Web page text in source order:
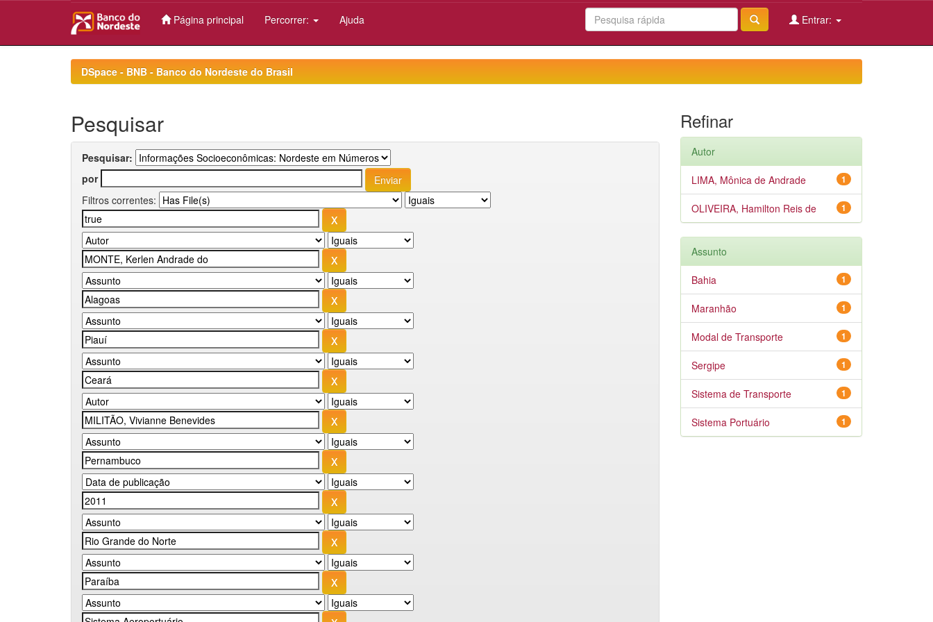
Página principal Percorrer: Ajuda Entrar:
DSpace - BNB - Banco do Nordeste do Brasil
Pesquisar
Pesquisar:
por
Filtros correntes:
Refinar
Autor
1
LIMA, Mônica de Andrade
1
OLIVEIRA, Hamilton Reis de
Assunto
1
Bahia
1
Maranhão
1
Modal de Transporte
1
Sergipe
1
Sistema de Transporte
1
Sistema Portuário